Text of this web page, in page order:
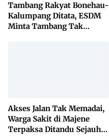
Tambang Rakyat Bonehau-
Kalumpang Ditata, ESDM
Minta Tambang Tak
Akses Jalan Tak Memadai,
Warga Sakit di Majene
Terpaksa Ditandu Sejauh